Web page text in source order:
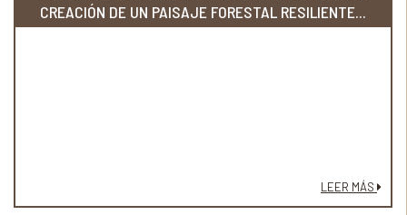
CREACIÓN DE UN PAISAJE FORESTAL RESILIENTE...
LEER MÁS